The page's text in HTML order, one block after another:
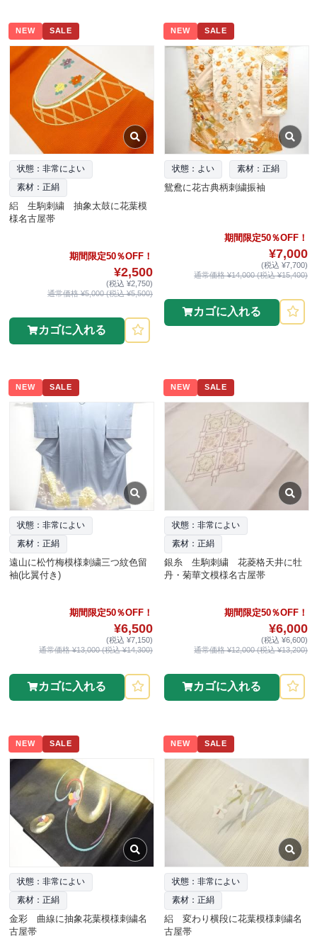
NEW SALE
状態：非常によい
素材：正絹
絽 生駒刺繍 抽象太鼓に花葉模
様名古屋帯
期間限定50％OFF！
¥2,500
(税込 ¥2,750)
通常価格 ¥5,000 (税込 ¥5,500)
カゴに入れる
NEW SALE
状態：よい 素材：正絹
鴛鴦に花古典柄刺繍振袖
期間限定50％OFF！
¥7,000
(税込 ¥7,700)
通常価格 ¥14,000 (税込 ¥15,400)
カゴに入れる
NEW SALE
状態：非常によい
素材：正絹
遠山に松竹梅模様刺繍三つ紋色留
袖(比翼付き)
期間限定50％OFF！
¥6,500
(税込 ¥7,150)
通常価格 ¥13,000 (税込 ¥14,300)
カゴに入れる
NEW SALE
状態：非常によい
素材：正絹
銀糸 生駒刺繍 花菱格天井に牡
丹・菊華文模様名古屋帯
期間限定50％OFF！
¥6,000
(税込 ¥6,600)
通常価格 ¥12,000 (税込 ¥13,200)
カゴに入れる
NEW SALE
状態：非常によい
素材：正絹
金彩 曲線に抽象花葉模様刺繍名
古屋帯
NEW SALE
状態：非常によい
素材：正絹
絽 変わり横段に花葉模様刺繍名
古屋帯